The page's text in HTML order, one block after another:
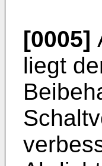
[0005]
liegt